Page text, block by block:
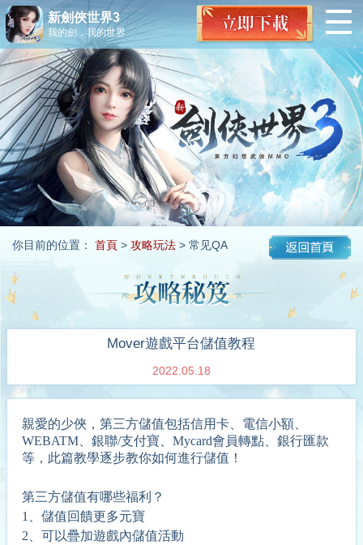
新劍俠世界3
我的劍，我的世界
你目前的位置： 首頁> 攻略玩法> 常见QA
Mover遊戲平台儲值教程
2022.05.18
親愛的少俠 ，第三方儲值包括信用卡、電信小額、
WEBATM、銀聯/支付寶、Mycard會員轉點、銀行匯款
等，此篇教學逐步教你如何進行儲值！
第三方儲值有哪些福利？
1、 儲值回饋更多元寶
2、可以疊加遊戲內儲值活動